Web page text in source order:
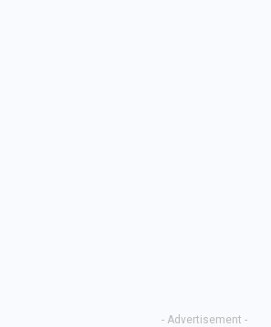
- Advertisement -